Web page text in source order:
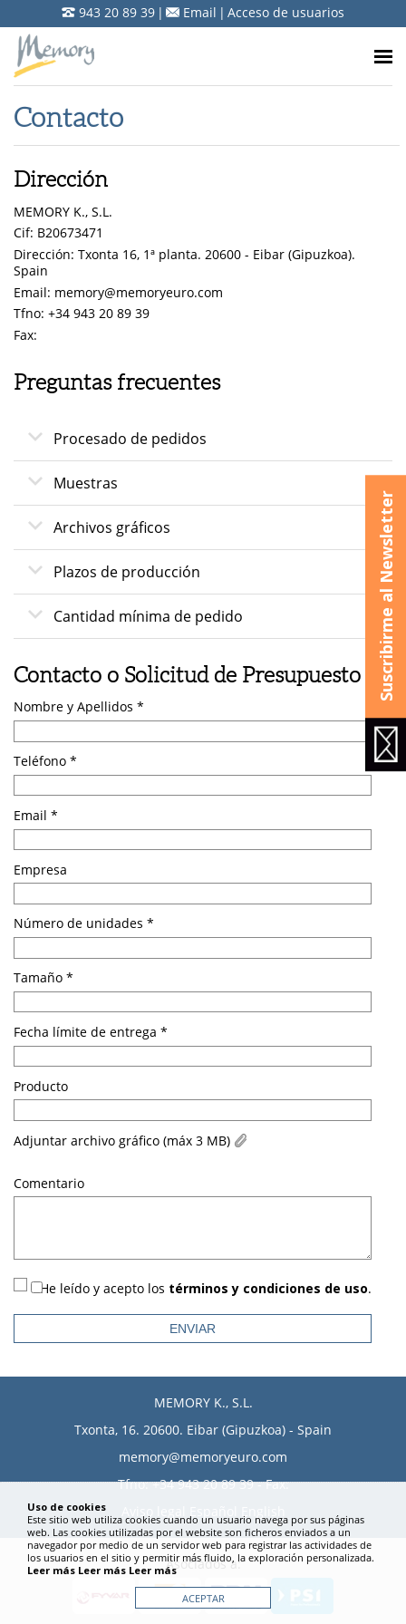
Suscribirme al Newsletter
943 20 89 39 | Email | Acceso de usuarios
Contacto
Dirección
MEMORY K., S.L.
Cif: B20673471
Dirección: Txonta 16, 1ª planta. 20600 - Eibar (Gipuzkoa).
Spain
Email: memory@memoryeuro.com
Tfno: +34 943 20 89 39
Fax:
Preguntas frecuentes
Procesado de pedidos
Muestras
Archivos gráficos
Plazos de producción
Cantidad mínima de pedido
Contacto o Solicitud de Presupuesto
Nombre y Apellidos *
Teléfono *
Email *
Empresa
Número de unidades *
Tamaño *
Fecha límite de entrega *
Producto
Adjuntar archivo gráfico (máx 3 MB)
Comentario
He leído y acepto los términos y condiciones de uso.
MEMORY K., S.L.
Txonta, 16. 20600. Eibar (Gipuzkoa) - Spain
memory@memoryeuro.com
Tfno:+34 943 20 89 39- Fax:
Asociados a:
Uso de cookies
Este sitio web utiliza cookies cuando un usuario navega por sus páginas
web. Las cookies utilizadas por el website son ficheros enviados a un
navegador por medio de un servidor web para registrar las actividades de
los usuarios en el sitio y permitir más fluido, la exploración personalizada.
Leer más Leer más Leer más
ACEPTAR